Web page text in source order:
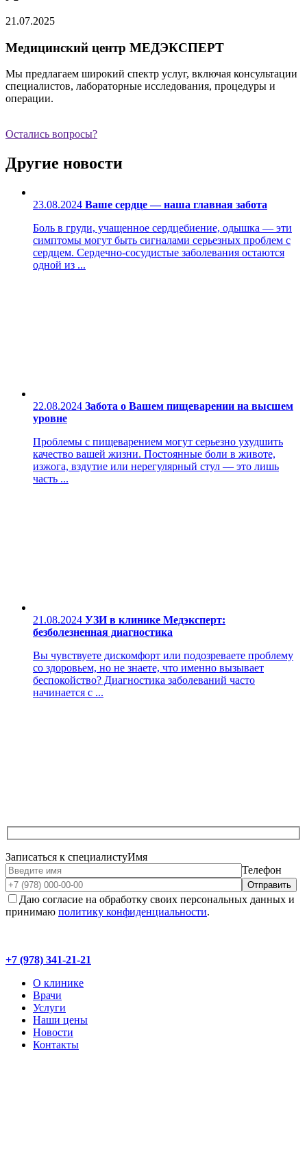
21.07.2025
Медицинский центр МЕДЭКСПЕРТ
Мы предлагаем широкий спектр услуг, включая консультации
специалистов, лабораторные исследования, процедуры и
операции.
Остались вопросы?
Другие новости
23.08.2024 Ваше сердце — наша главная забота
Боль в груди, учащенное сердцебиение, одышка — эти
симптомы могут быть сигналами серьезных проблем с
сердцем. Сердечно-сосудистые заболевания остаются
одной из ...
22.08.2024 Забота о Вашем пищеварении на высшем
уровне
Проблемы с пищеварением могут серьезно ухудшить
качество вашей жизни. Постоянные боли в животе,
изжога, вздутие или нерегулярный стул — это лишь
часть ...
21.08.2024 УЗИ в клинике Медэксперт:
безболезненная диагностика
Вы чувствуете дискомфорт или подозреваете проблему
со здоровьем, но не знаете, что именно вызывает
беспокойство? Диагностика заболеваний часто
начинается с ...
Записаться к специалистуИмя
Телефон
Даю согласие на обработку своих персональных данных и
принимаю политику конфиденциальности.
+7 (978) 341-21-21
О клинике
Врачи
Услуги
Наши цены
Новости
Контакты